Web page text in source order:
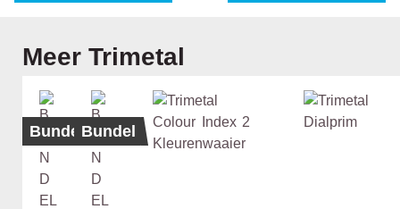
Productgalerij overslaan
Meer Trimetal
BundelBundel